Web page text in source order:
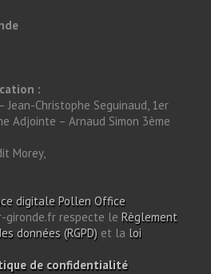
:
Jean-Christophe Seguinaud, 1er
Adjointe – Arnaud Simon 3ème
Morey,
digitale Pollen Office
gironde.fr respecte le Règlement
données (RGPD) et la loi
de confidentialité